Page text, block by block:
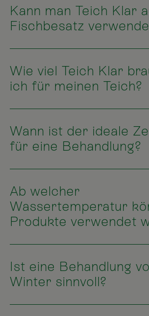
Kann man Teich Klar
Fischbesatz
Wie viel Teich Klar
ich für meinen Teich?
Wann ist der ideale
für eine Behandlung?
Ab welcher
Wassertemperatur
Produkte verwendet
Ist eine Behandlung
Winter sinnvoll?